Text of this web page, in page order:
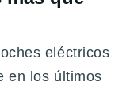
eléctricos
en los últimos